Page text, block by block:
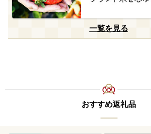
一覧を見る
おすすめ返礼品